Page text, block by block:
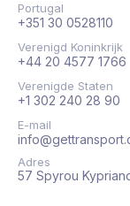
Portugal
+351 30 0528110
Verenigd Koninkrijk
+44 20 4577 1766
Verenigde Staten
+1 302 240 28 90
E-mail
Adres
57 Spyrou